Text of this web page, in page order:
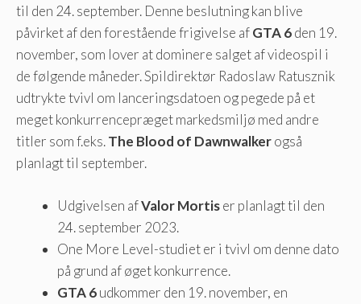
til den 24. september. Denne beslutning kan blive
påvirket af den forestående frigivelse afGTA 6den 19.
november, som lover at dominere salget af videospil i
de følgende måneder. Spildirektør Radoslaw Ratusznik
udtrykte tvivl om lanceringsdatoen og pegede på et
meget konkurrencepræget markedsmiljø med andre
titler som f.eks.The Blood of Dawnwalkerogså
planlagt til september.
Udgivelsen afValor Mortiser planlagt til den
24. september 2023.
One More Level-studiet er i tvivl om denne dato
på grund af øget konkurrence.
GTA 6udkommer den 19. november, en